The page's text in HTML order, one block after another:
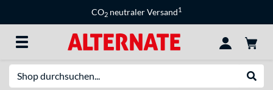
CO2 neutraler Versand1